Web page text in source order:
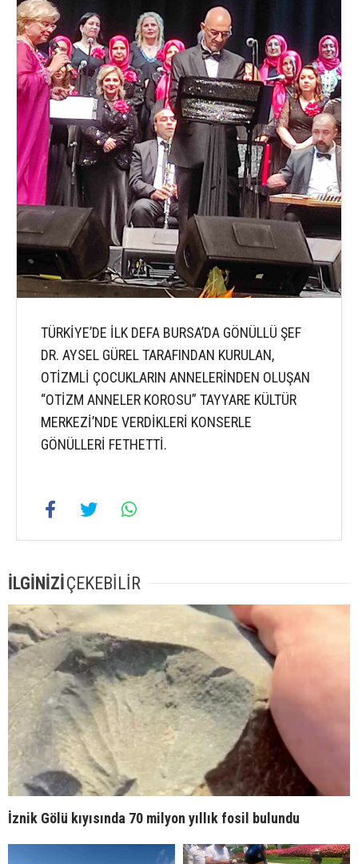
TÜRKİYE’DE İLK DEFA BURSA’DA GÖNÜLLÜ ŞEF
DR. AYSEL GÜREL TARAFINDAN KURULAN,
OTİZMLİ ÇOCUKLARIN ANNELERİNDEN OLUŞAN
“OTİZM ANNELER KOROSU” TAYYARE KÜLTÜR
MERKEZİ’NDE VERDİKLERİ KONSERLE
GÖNÜLLERİ FETHETTİ.
İLGİNİZİÇEKEBİLİR
İznik Gölü kıyısında 70 milyon yıllık fosil bulundu